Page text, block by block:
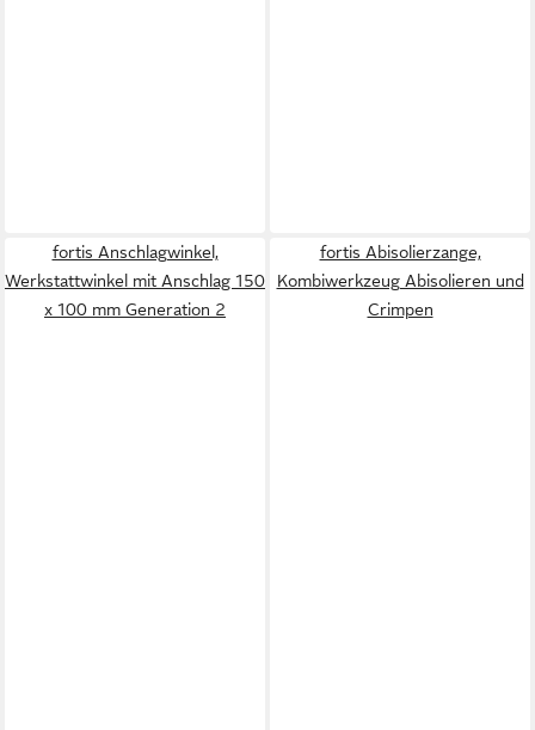
fortis Anschlagwinkel,
Werkstattwinkel mit Anschlag 150
x 100 mm Generation 2
fortis Abisolierzange,
Kombiwerkzeug Abisolieren und
Crimpen